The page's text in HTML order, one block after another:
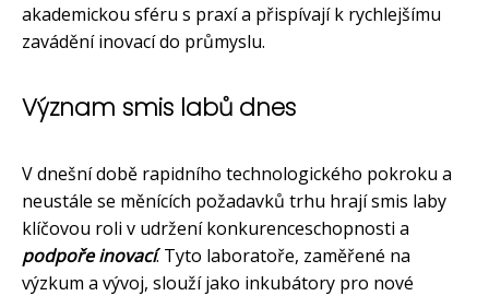
akademickou sféru s praxí a přispívají k rychlejšímu
zavádění inovací do průmyslu.
Význam smis labů dnes
V dnešní době rapidního technologického pokroku a
neustále se měnících požadavků trhu hrají smis laby
klíčovou roli v udržení konkurenceschopnosti a
podpoře inovací. Tyto laboratoře, zaměřené na
výzkum a vývoj, slouží jako inkubátory pro nové